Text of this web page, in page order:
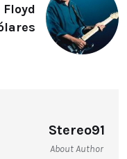
Stereo91
About Author